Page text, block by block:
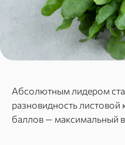
Абсолютным лидером
разновидность
баллов — максимальный